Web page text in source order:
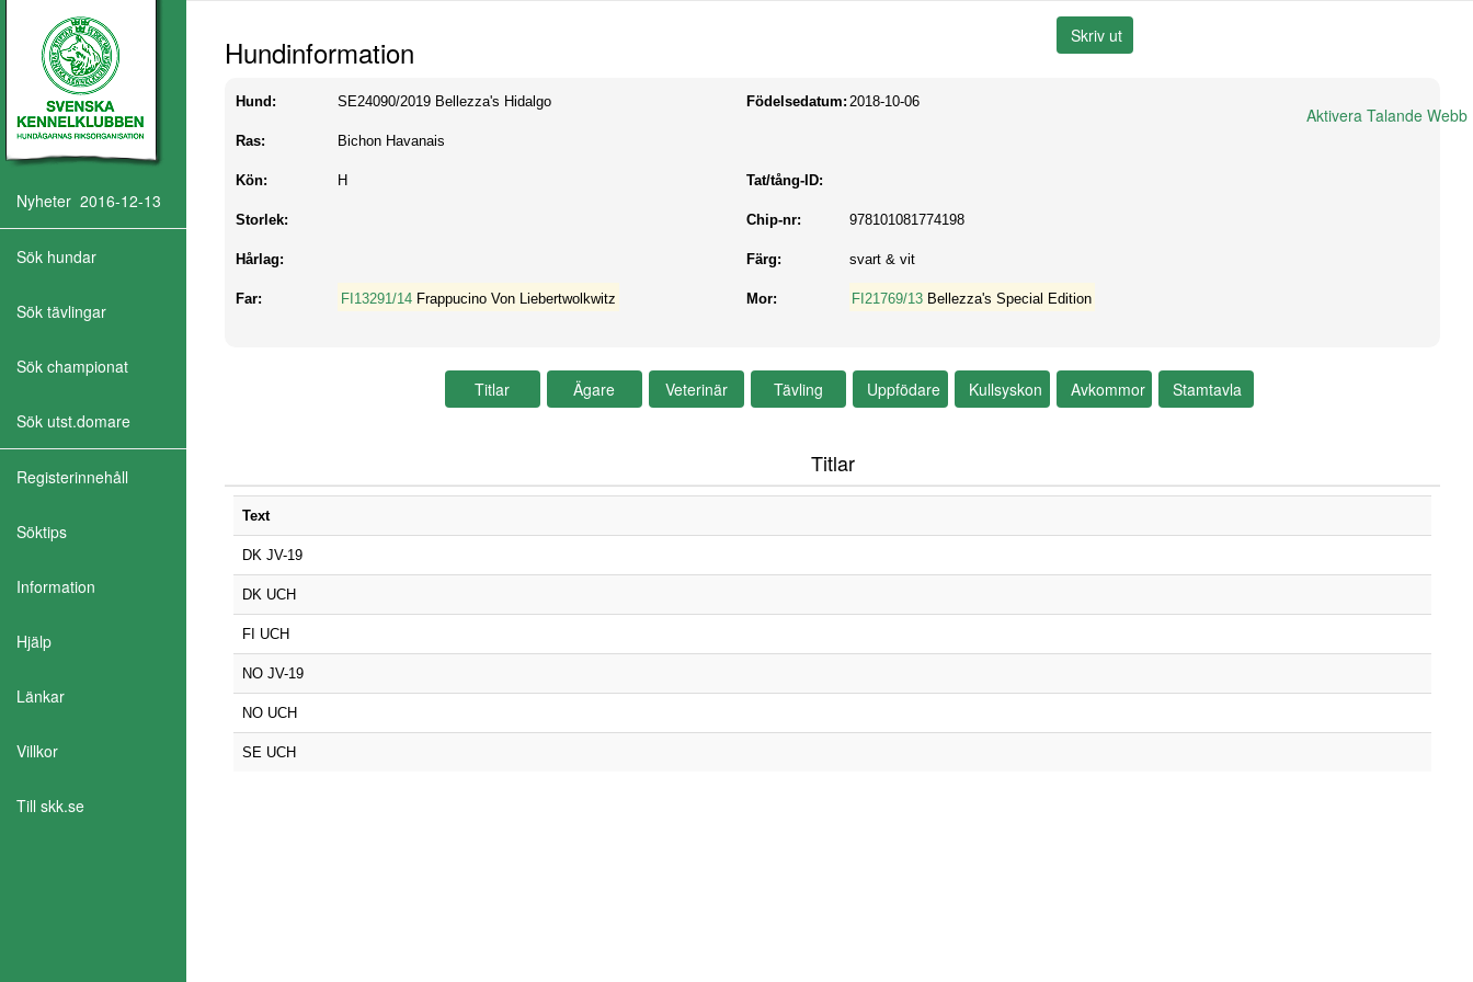
Aktivera Talande Webb
Nyheter 2016-12-13
Sök hundar
Sök tävlingar
Sök championat
Sök utst.domare
Registerinnehåll
Söktips
Information
Hjälp
Länkar
Villkor
Till skk.se
Hundinformation
Hund: SE24090/2019 Bellezza's Hidalgo Födelsedatum: 2018-10-06
Ras: Bichon Havanais
Kön: H Tat/tång-ID:
Storlek: Chip-nr: 978101081774198
Hårlag: Färg: svart & vit
Far: FI13291/14 Frappucino Von Liebertwolkwitz Mor: FI21769/13 Bellezza's Special Edition
Titlar
Text
DK JV-19
DK UCH
FI UCH
NO JV-19
NO UCH
SE UCH